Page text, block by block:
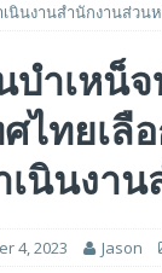
ได้รับรางวัล ‘Best of
ลตฟอร์ม HCM ใหม่ที่ขั
ล้านดอลลาร์สหรัฐ เ
เนินงานสำนักงานส่วน
บำเหน็
ไทยเลื
เนินงา
4, 2023 Jason